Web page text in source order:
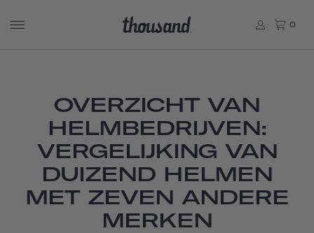
0
OVERZICHT VAN
HELMBEDRIJVEN:
VERGELIJKING VAN
DUIZEND HELMEN
MET ZEVEN ANDERE
MERKEN